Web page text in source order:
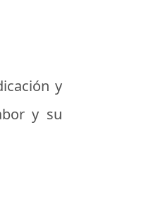
y
y su